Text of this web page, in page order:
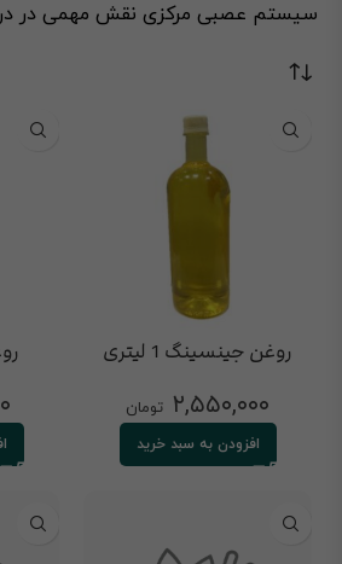
سیستم عصبی مرکزی نقش مهمی در
روغن جینسینگ 1 لیتری
۲,۵۵۰,۰۰۰ تومان
افزودن به سبد خرید